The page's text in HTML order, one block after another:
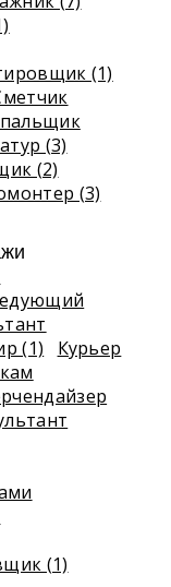
(1)
(3)
(2)
(3)
(1)
Курьер
(1)